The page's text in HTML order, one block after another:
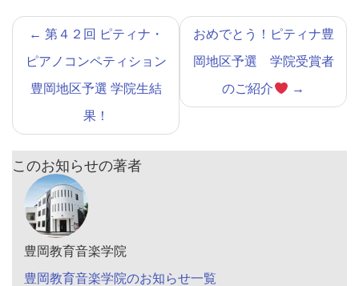
← 第４２回 ピティナ・
ピアノコンペティション
豊岡地区予選 学院生結
果！
おめでとう！ピティナ豊
岡地区予選 学院受賞者
のご紹介
→
このお知らせの著者
豊岡教育音楽学院
豊岡教育音楽学院のお知らせ一覧